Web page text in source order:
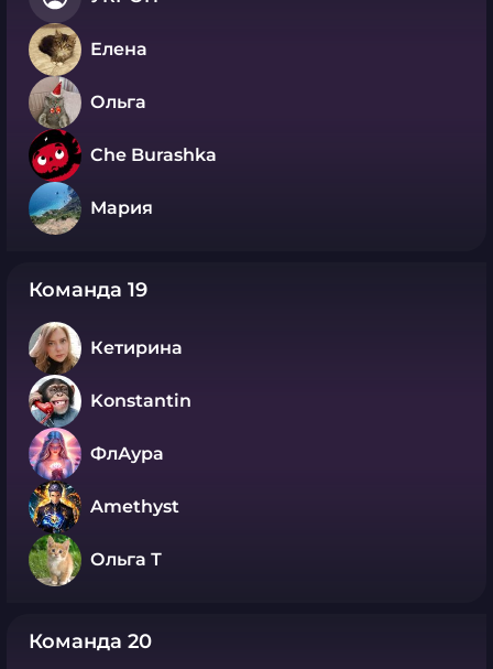
Елена
Ольга
Che Burashka
Мария
Команда 19
Кетирина
Konstantin
ФлАура
Amethyst
Ольга Т
Команда 20